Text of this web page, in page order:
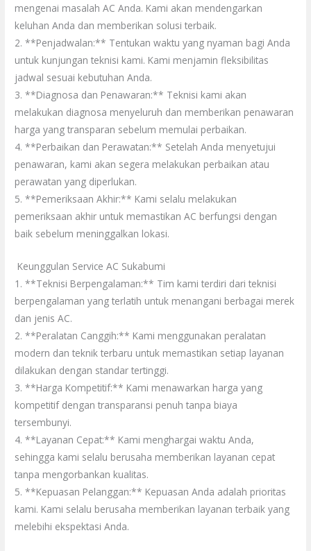
mengenai masalah AC Anda. Kami akan mendengarkan
keluhan Anda dan memberikan solusi terbaik.
2. **Penjadwalan:** Tentukan waktu yang nyaman bagi Anda
untuk kunjungan teknisi kami. Kami menjamin fleksibilitas
jadwal sesuai kebutuhan Anda.
3. **Diagnosa dan Penawaran:** Teknisi kami akan
melakukan diagnosa menyeluruh dan memberikan penawaran
harga yang transparan sebelum memulai perbaikan.
4. **Perbaikan dan Perawatan:** Setelah Anda menyetujui
penawaran, kami akan segera melakukan perbaikan atau
perawatan yang diperlukan.
5. **Pemeriksaan Akhir:** Kami selalu melakukan
pemeriksaan akhir untuk memastikan AC berfungsi dengan
baik sebelum meninggalkan lokasi.
Keunggulan Service AC Sukabumi
1. **Teknisi Berpengalaman:** Tim kami terdiri dari teknisi
berpengalaman yang terlatih untuk menangani berbagai merek
dan jenis AC.
2. **Peralatan Canggih:** Kami menggunakan peralatan
modern dan teknik terbaru untuk memastikan setiap layanan
dilakukan dengan standar tertinggi.
3. **Harga Kompetitif:** Kami menawarkan harga yang
kompetitif dengan transparansi penuh tanpa biaya
tersembunyi.
4. **Layanan Cepat:** Kami menghargai waktu Anda,
sehingga kami selalu berusaha memberikan layanan cepat
tanpa mengorbankan kualitas.
5. **Kepuasan Pelanggan:** Kepuasan Anda adalah prioritas
kami. Kami selalu berusaha memberikan layanan terbaik yang
melebihi ekspektasi Anda.